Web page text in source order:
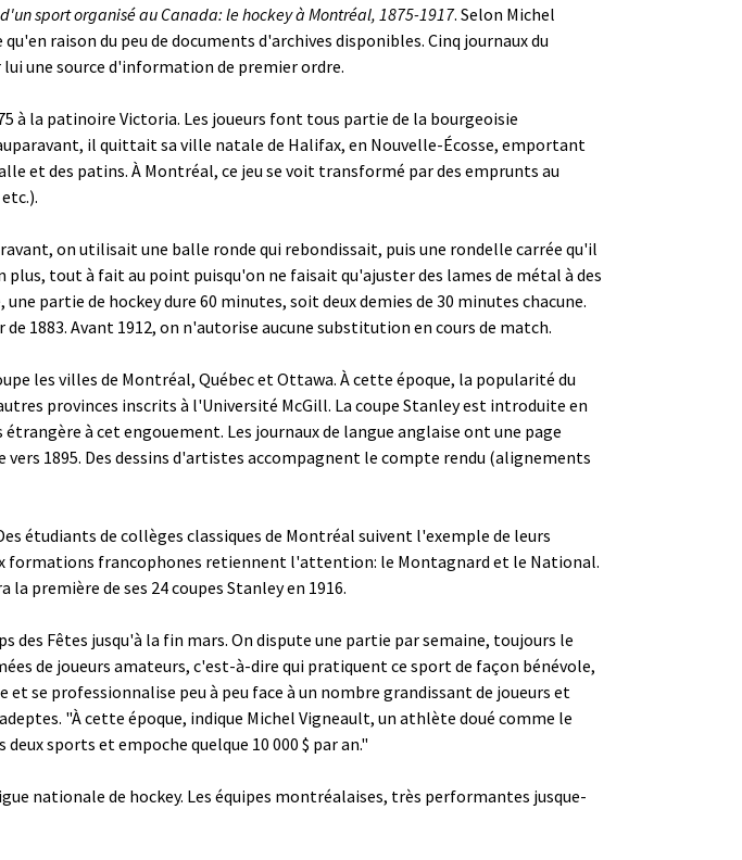
sport organisé au Canada: le hockey à Montréal, 1875-1917. Selon Michel
raison du peu de documents d'archives disponibles. Cinq journaux du
une source d'information de premier ordre.
à la patinoire Victoria. Les joueurs font tous partie de la bourgeoisie
il quittait sa ville natale de Halifax, en Nouvelle-Écosse, emportant
et des patins. À Montréal, ce jeu se voit transformé par des emprunts au
on utilisait une balle ronde qui rebondissait, puis une rondelle carrée qu'il
tout à fait au point puisqu'on ne faisait qu'ajuster des lames de métal à des
partie de hockey dure 60 minutes, soit deux demies de 30 minutes chacune.
1883. Avant 1912, on n'autorise aucune substitution en cours de match.
les villes de Montréal, Québec et Ottawa. À cette époque, la popularité du
provinces inscrits à l'Université McGill. La coupe Stanley est introduite en
à cet engouement. Les journaux de langue anglaise ont une page
vers 1895. Des dessins d'artistes accompagnent le compte rendu (alignements
étudiants de collèges classiques de Montréal suivent l'exemple de leurs
formations francophones retiennent l'attention: le Montagnard et le National.
première de ses 24 coupes Stanley en 1916.
des Fêtes jusqu'à la fin mars. On dispute une partie par semaine, toujours le
de joueurs amateurs, c'est-à-dire qui pratiquent ce sport de façon bénévole,
se professionnalise peu à peu face à un nombre grandissant de joueurs et
"À cette époque, indique Michel Vigneault, un athlète doué comme le
sports et empoche quelque 10 000 $ par an."
nationale de hockey. Les équipes montréalaises, très performantes jusque-